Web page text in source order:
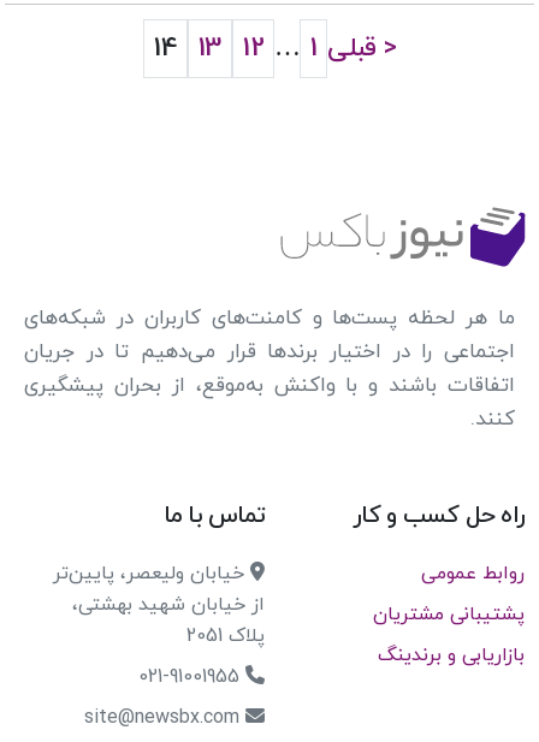
< قبلی 1
…
12
13
14
ما هر لحظه پست‌ها و کامنت‌های کاربران در شبکه‌های
اجتماعی را در اختیار برندها قرار می‌دهیم تا در جریان
اتفاقات باشند و با واکنش به‌موقع، از بحران پیشگیری
کنند.
راه حل کسب و کار
روابط عمومی
پشتیبانی مشتریان
بازاریابی و برندینگ
تماس با ما
خیابان ولیعصر، پایین‌تر
از خیابان شهید بهشتی،
پلاک 2051